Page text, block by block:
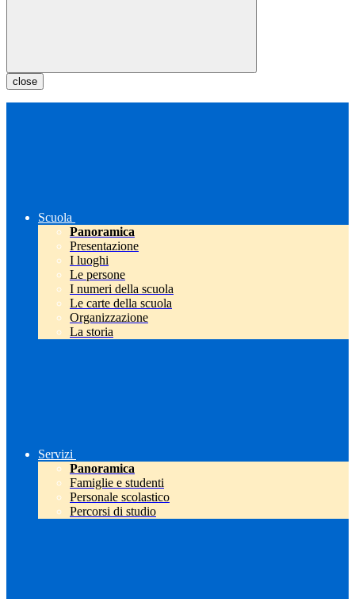
close
Scuola
Panoramica
Presentazione
I luoghi
Le persone
I numeri della scuola
Le carte della scuola
Organizzazione
La storia
Servizi
Panoramica
Famiglie e studenti
Personale scolastico
Percorsi di studio